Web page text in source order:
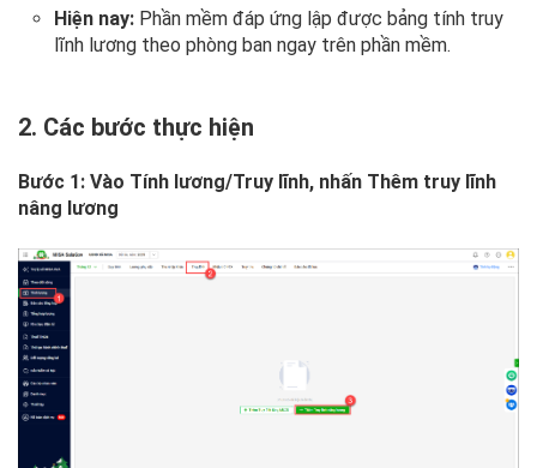
Hiện nay: Phần mềm đáp ứng lập được bảng tính truy
lĩnh lương theo phòng ban ngay trên phần mềm.
2. Các bước thực hiện
Bước 1: Vào Tính lương/Truy lĩnh, nhấn Thêm truy lĩnh
nâng lương